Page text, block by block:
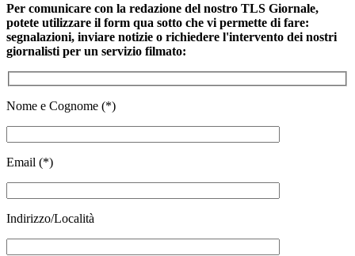
Per comunicare con la redazione del nostro TLS Giornale,
potete utilizzare il form qua sotto che vi permette di fare:
segnalazioni, inviare notizie o richiedere l'intervento dei nostri
giornalisti per un servizio filmato:
Nome e Cognome (*)
Email (*)
Indirizzo/Località